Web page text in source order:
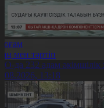
мен тәртіп
да 232 адам әкімшілік
13:18